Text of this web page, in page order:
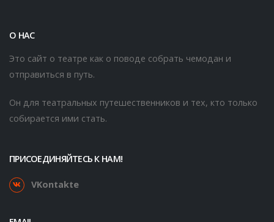
О НАС
Это сайт о театре как о поводе собрать чемодан и
отправиться в путь.
Он для театральных путешественников и тех, кто только
собирается ими стать.
ПРИСОЕДИНЯЙТЕСЬ К НАМ!
VKontakte